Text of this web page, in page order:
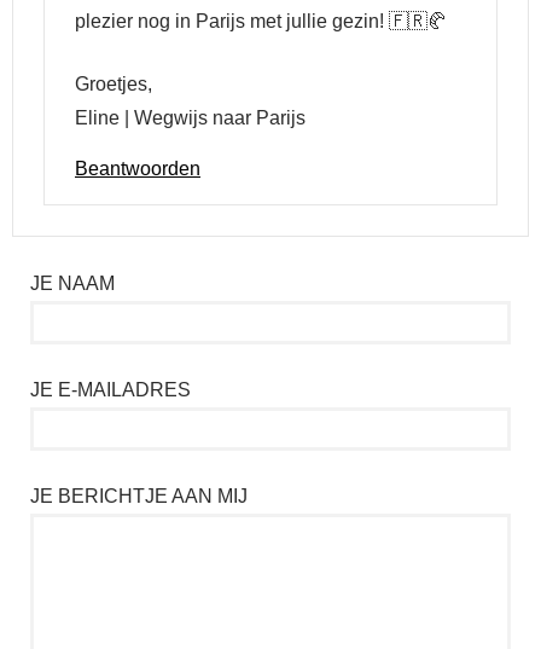
plezier nog in Parijs met jullie gezin! 🇫🇷🥐
Groetjes,
Eline | Wegwijs naar Parijs
Beantwoorden
JE NAAM
JE E-MAILADRES
JE BERICHTJE AAN MIJ